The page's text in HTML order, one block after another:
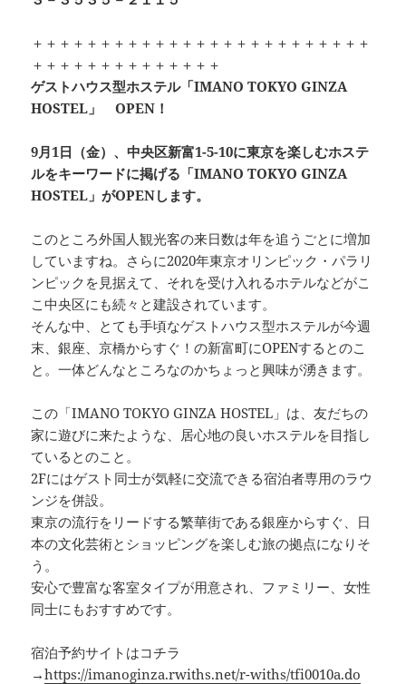
＋＋＋＋＋＋＋＋＋＋＋＋＋＋＋＋＋＋＋＋＋＋＋＋＋
＋＋＋＋＋＋＋＋＋＋＋＋＋＋
ゲストハウス型ホステル「IMANO TOKYO GINZA
HOSTEL」 OPEN！
9月1日（金）、中央区新富1-5-10に東京を楽しむホステ
ルをキーワードに掲げる「IMANO TOKYO GINZA
HOSTEL」がOPENします。
このところ外国人観光客の来日数は年を追うごとに増加
していますね。さらに2020年東京オリンピック・パラリ
ンピックを見据えて、それを受け入れるホテルなどがこ
こ中央区にも続々と建設されています。
そんな中、とても手頃なゲストハウス型ホステルが今週
末、銀座、京橋からすぐ！の新富町にOPENするとのこ
と。一体どんなところなのかちょっと興味が湧きます。
この「IMANO TOKYO GINZA HOSTEL」は、友だちの
家に遊びに来たような、居心地の良いホステルを目指し
ているとのこと。
2Fにはゲスト同士が気軽に交流できる宿泊者専用のラウ
ンジを併設。
東京の流行をリードする繁華街である銀座からすぐ、日
本の文化芸術とショッピングを楽しむ旅の拠点になりそ
う。
安心で豊富な客室タイプが用意され、ファミリー、女性
同士にもおすすめです。
宿泊予約サイトはコチラ
→https://imanoginza.rwiths.net/r-withs/tfi0010a.do